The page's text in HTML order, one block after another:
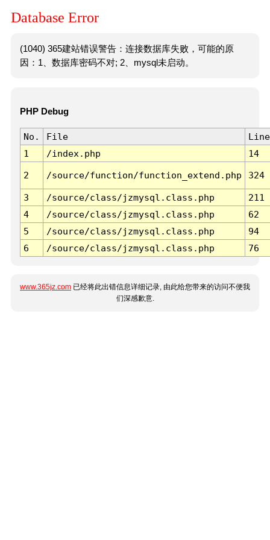
Database Error
(1040) 365建站错误警告：连接数据库失败，可能的原
因：1、数据库密码不对; 2、mysql未启动。
PHP Debug
No. File
Line
1
/index.php 14
2 /source/function/function_extend.php 324
3 /source/class/jzmysql.class.php
211
4
/source/class/jzmysql.class.php
62
5
/source/class/jzmysql.class.php
94
6
/source/class/jzmysql.class.php 76
www.365jz.com 已经将此出错信息详细记录, 由此给您带来的访问不便我
们深感歉意.